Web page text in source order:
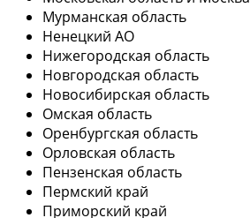
Мурманская область
Ненецкий АО
Нижегородская область
Новгородская область
Новосибирская область
Омская область
Оренбургская область
Орловская область
Пензенская область
Пермский край
Приморский край